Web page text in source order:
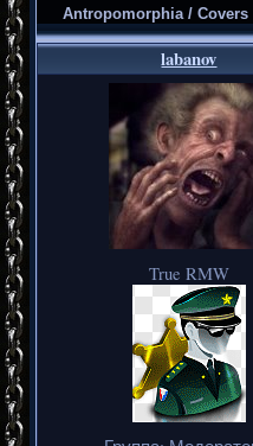
Antropomorphia / Covers
labanov
True RMW